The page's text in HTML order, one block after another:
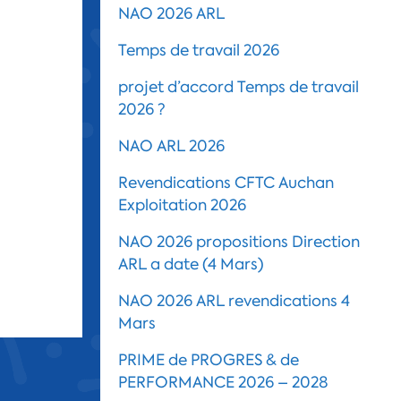
NAO 2026 ARL
Temps de travail 2026
projet d’accord Temps de travail
2026 ?
NAO ARL 2026
Revendications CFTC Auchan
Exploitation 2026
NAO 2026 propositions Direction
ARL a date (4 Mars)
NAO 2026 ARL revendications 4
Mars
PRIME de PROGRES & de
PERFORMANCE 2026 – 2028